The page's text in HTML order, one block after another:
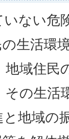
ない危
生活環
域住民
の生活
地域の